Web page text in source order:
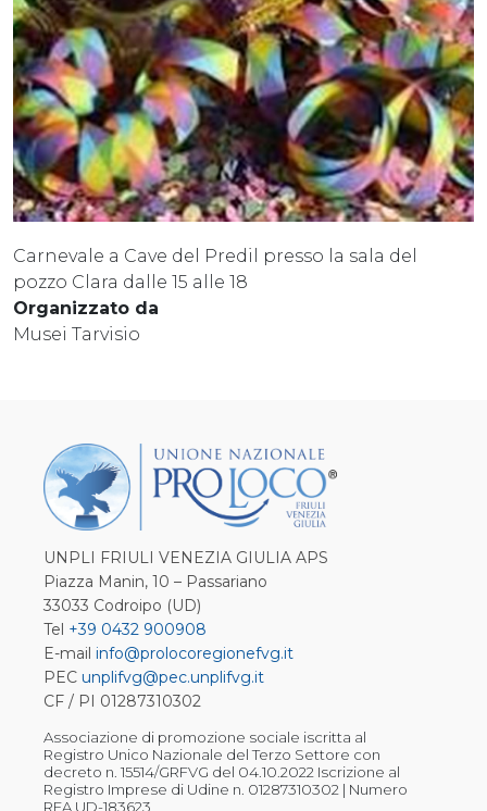
Carnevale a Cave del Predil presso la sala del
pozzo Clara dalle 15 alle 18
Organizzato da
Musei Tarvisio
UNPLI FRIULI VENEZIA GIULIA APS
Piazza Manin, 10 – Passariano
33033 Codroipo (UD)
Tel +39 0432 900908
E-mail info@prolocoregionefvg.it
PEC unplifvg@pec.unplifvg.it
CF / PI 01287310302
Associazione di promozione sociale iscritta al
Registro Unico Nazionale del Terzo Settore con
decreto n. 15514/GRFVG del 04.10.2022 Iscrizione al
Registro Imprese di Udine n. 01287310302 | Numero
REA UD-183623